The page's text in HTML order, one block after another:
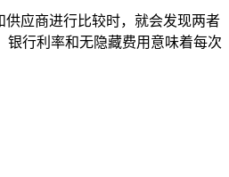
应商进行比较时，就会发现两者
银行利率和无隐藏费用意味着每次